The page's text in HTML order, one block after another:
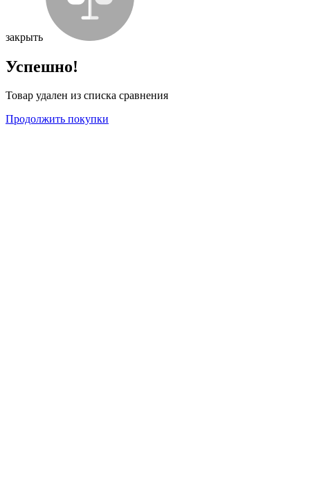
закрыть
Успешно!
Товар удален из списка сравнения
Продолжить покупки